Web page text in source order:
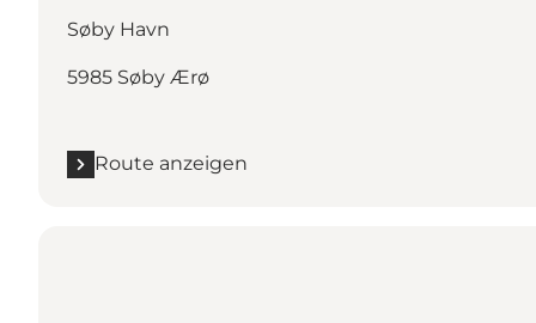
Søby Havn
5985 Søby Ærø
Route anzeigen